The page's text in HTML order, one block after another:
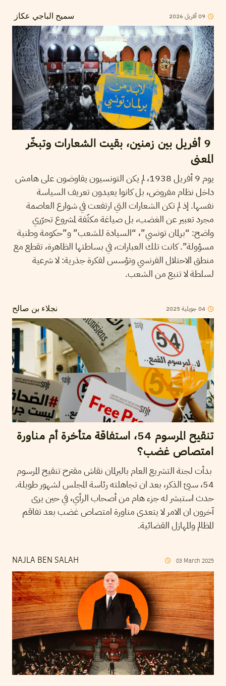
سميح الباجي عكاز 09أفريل2026
9 أفريل بين زمنين، بقيت الشعارات وتبخّر
المعنى
يوم 9 أفريل 1938، لم يكن التونسيون يفاوضون على هامش
داخل نظام مفروض، بل كانوا يعيدون تعريف السياسة
نفسها. إذ لم تكن الشعارات التي ارتفعت في شوارع العاصمة
مجرد تعبير عن الغضب، بل صياغة مكثّفة لمشروع تحرّري
واضح: “برلمان تونسي”، “السيادة للشعب” و”حكومة وطنية
مسؤولة”. كانت تلك العبارات، في بساطتها الظاهرة، تقطع مع
منطق الاحتلال الفرنسي وتؤسس لفكرة جذرية: لا شرعية
لسلطة لا تنبع من الشعب.
نجلاء بن صالح 04جويلية 2025
تنقيح المرسوم 54، استفاقة متأخرة أم مناورة
امتصاص غضب؟
بدأت لجنة التشريع العام بالبرلمان نقاش مقترح تنقيح المرسوم
54، سيئ الذكر، بعد ان تجاهلته رئاسة المجلس لشهور طويلة.
حدث استبشر له جزء هام من أصحاب الرأي، في حين يرى
آخرون ان الامر لا يتعدى مناورة امتصاص غضب بعد تفاقم
المظالم والمهازل القضائية.
NAJLA BEN SALAH 03 March 2025